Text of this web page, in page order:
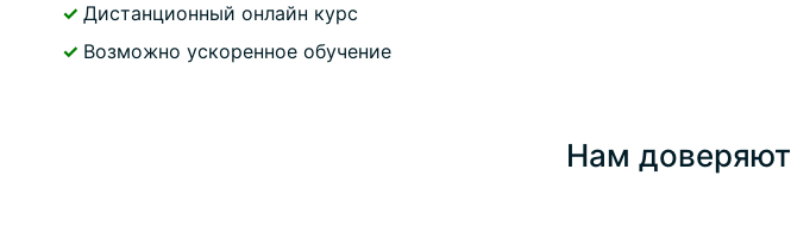
✓ Дистанционный онлайн курс
✓ Возможно ускоренное обучение
Нам доверяют